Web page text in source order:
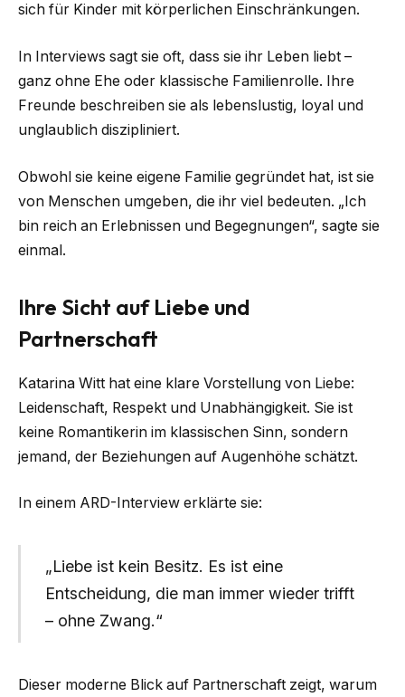
sich für Kinder mit körperlichen Einschränkungen.
In Interviews sagt sie oft, dass sie ihr Leben liebt –
ganz ohne Ehe oder klassische Familienrolle. Ihre
Freunde beschreiben sie als lebenslustig, loyal und
unglaublich diszipliniert.
Obwohl sie keine eigene Familie gegründet hat, ist sie
von Menschen umgeben, die ihr viel bedeuten. „Ich
bin reich an Erlebnissen und Begegnungen“, sagte sie
einmal.
Ihre Sicht auf Liebe und
Partnerschaft
Katarina Witt hat eine klare Vorstellung von Liebe:
Leidenschaft, Respekt und Unabhängigkeit. Sie ist
keine Romantikerin im klassischen Sinn, sondern
jemand, der Beziehungen auf Augenhöhe schätzt.
In einem ARD-Interview erklärte sie:
„Liebe ist kein Besitz. Es ist eine
Entscheidung, die man immer wieder trifft
– ohne Zwang.“
Dieser moderne Blick auf Partnerschaft zeigt, warum